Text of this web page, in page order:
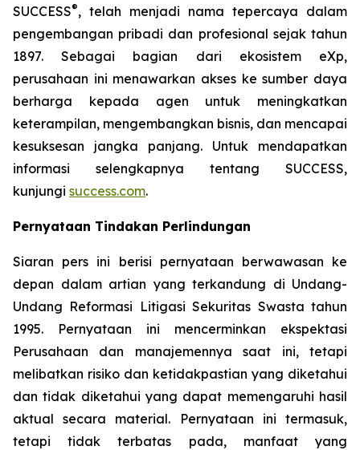
SUCCESS®, telah menjadi nama tepercaya dalam
pengembangan pribadi dan profesional sejak tahun
1897. Sebagai bagian dari ekosistem eXp,
perusahaan ini menawarkan akses ke sumber daya
berharga kepada agen untuk meningkatkan
keterampilan, mengembangkan bisnis, dan mencapai
kesuksesan jangka panjang. Untuk mendapatkan
informasi selengkapnya tentang SUCCESS,
kunjungi success.com.
Pernyataan Tindakan Perlindungan
Siaran pers ini berisi pernyataan berwawasan ke
depan dalam artian yang terkandung di Undang-
Undang Reformasi Litigasi Sekuritas Swasta tahun
1995. Pernyataan ini mencerminkan ekspektasi
Perusahaan dan manajemennya saat ini, tetapi
melibatkan risiko dan ketidakpastian yang diketahui
dan tidak diketahui yang dapat memengaruhi hasil
aktual secara material. Pernyataan ini termasuk,
tetapi tidak terbatas pada, manfaat yang